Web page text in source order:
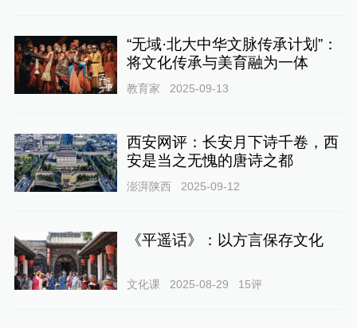
“无域·北大中华文脉传承计划”：
将文化传承与美育融为一体
教育家 2025-09-13
西安网评：长安月下诗千卷，西
安是当之无愧的唐诗之都
澎湃陕西 2025-09-12
《平遥话》：以方言保存文化
文化课 2025-08-29 15评